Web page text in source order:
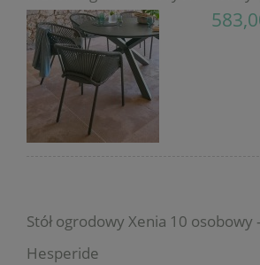
Stół ogrodowy Xenia 10 osobowy
Hesperide